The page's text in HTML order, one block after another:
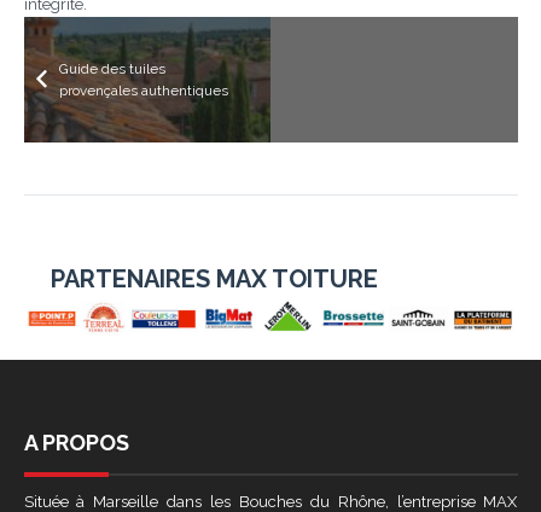
intégrité.
Guide des tuiles
provençales authentiques
PARTENAIRES MAX TOITURE
A PROPOS
Située à Marseille dans les Bouches du Rhône, l’entreprise MAX